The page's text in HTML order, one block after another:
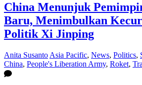
China Menunjuk
Baru, Menimbulkan
Politik Xi Jinping
Anita Susanto Asia Pacific, News, Politics,
China, People's Liberation Army, Roket,